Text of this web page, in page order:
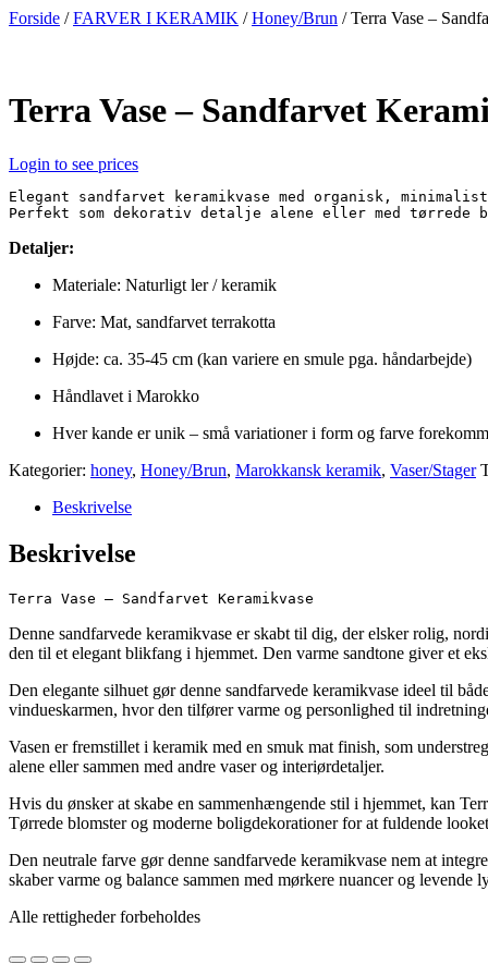
Videre
Forside /FARVER I KERAMIK /Honey/Brun / Terra Vase –
Terra Vase – Sandfarvet
Login to see prices
Elegant sandfarvet keramikvase med organisk,
Perfekt som dekorativ detalje alene eller med tørrede
Detaljer:
Materiale: Naturligt ler / keramik
Farve: Mat, sandfarvet terrakotta
Højde: ca. 35-45 cm (kan variere en smule pga. håndarbejde)
Håndlavet i Marokko
Hver kande er unik – små variationer i form og farve
Kategorier: honey, Honey/Brun, Marokkansk keramik, Vaser/Stager
Beskrivelse
Beskrivelse
Terra Vase – Sandfarvet Keramikvase
Denne sandfarvede keramikvase er skabt til dig, der elsker rolig,
den til et elegant blikfang i hjemmet. Den varme sandtone giver et
Den elegante silhuet gør denne sandfarvede keramikvase ideel til
vindueskarmen, hvor den tilfører varme og personlighed til
Vasen er fremstillet i keramik med en smuk mat finish, som
alene eller sammen med andre vaser og interiørdetaljer.
Hvis du ønsker at skabe en sammenhængende stil i hjemmet, kan
Tørrede blomster og moderne boligdekorationer for at fuldende
Den neutrale farve gør denne sandfarvede keramikvase nem at
skaber varme og balance sammen med mørkere nuancer og levende
Alle rettigheder forbeholdes